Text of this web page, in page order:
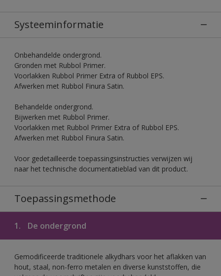
Systeeminformatie
Onbehandelde ondergrond.
Gronden met Rubbol Primer.
Voorlakken Rubbol Primer Extra of Rubbol EPS.
Afwerken met Rubbol Finura Satin.
Behandelde ondergrond.
Bijwerken met Rubbol Primer.
Voorlakken met Rubbol Primer Extra of Rubbol EPS.
Afwerken met Rubbol Finura Satin.
Voor gedetailleerde toepassingsinstructies verwijzen wij
naar het technische documentatieblad van dit product.
Toepassingsmethode
1. De ondergrond
Gemodificeerde traditionele alkydhars voor het aflakken van
hout, staal, non-ferro metalen en diverse kunststoffen, die